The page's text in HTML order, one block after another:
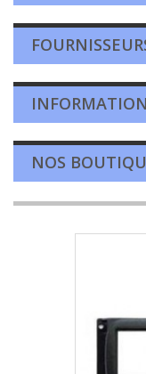
INFORMATION
NOS